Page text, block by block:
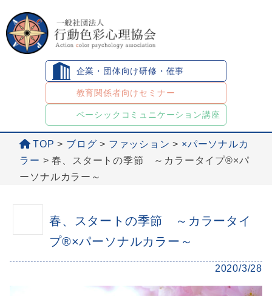
企業・団体向け研修・催事
教育関係者向けセミナー
ベーシックコミュニケーション講座
TOP > ブログ > ファッション > ×パーソナルカ
ラー >春、スタートの季節 ～カラータイプ®×パ
ーソナルカラー～
春、スタートの季節 ～カラータイ
プ®×パーソナルカラー～
2020/3/28